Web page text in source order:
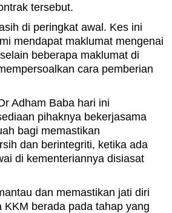
tersebut.
di peringkat awal. Kes ini
mendapat maklumat mengenai
beberapa maklumat di
cara pemberian
Adham Baba hari ini
pihaknya bekerjasama
bagi memastikan
dan berintegriti, ketika ada
di kementeriannya disiasat
dan memastikan jati diri
KKM berada pada tahap yang